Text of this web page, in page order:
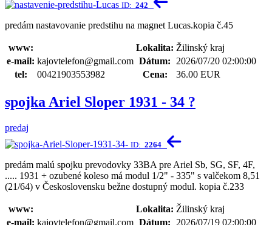
ID: 242
predám nastavovanie predstihu na magnet Lucas.kopia č.45
www: Lokalita: Žilinský kraj
e-mail: kajovtelefon@gmail.com Dátum: 2026/07/20 02:00:00
tel:
00421903553982 Cena: 36.00 EUR
spojka Ariel Sloper 1931 - 34 ?
predaj
ID: 2264
predám malú spojku prevodovky 33BA pre Ariel Sb, SG, SF, 4F,
..... 1931 + ozubené koleso má modul 1/2" - 335" s valčekom 8,51
(21/64) v Československu bežne dostupný modul. kopia č.233
www: Lokalita: Žilinský kraj
e-mail: kajovtelefon@gmail.com Dátum: 2026/07/19 02:00:00